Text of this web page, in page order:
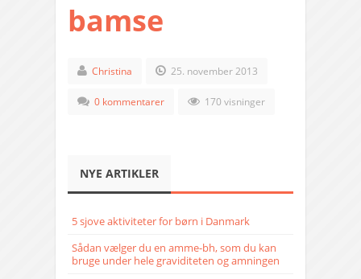
bamse
Christina 25. november 2013
0 kommentarer 170 visninger
NYE ARTIKLER
5 sjove aktiviteter for børn i Danmark
Sådan vælger du en amme-bh, som du kan
bruge under hele graviditeten og amningen